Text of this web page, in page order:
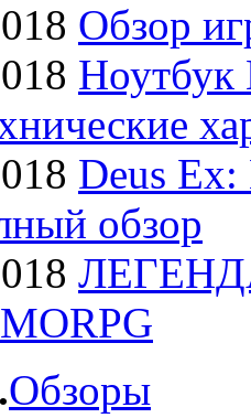
Обзор
Ноутбук
Deus
обзор
Обзоры